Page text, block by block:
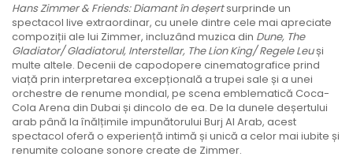
Hans Zimmer & Friends: Diamant în deșertsurprinde un
spectacol live extraordinar, cu unele dintre cele mai apreciate
compoziții ale lui Zimmer, incluzând muzica din Dune, The
Gladiator/ Gladiatorul, Interstellar, The Lion King/ Regele Leuși
multe altele. Decenii de capodopere cinematografice prind
viață prin interpretarea excepțională a trupei sale și a unei
orchestre de renume mondial, pe scena emblematică Coca-
Cola Arena din Dubai și dincolo de ea. De la dunele deșertului
arab până la înălțimile impunătorului Burj Al Arab, acest
spectacol oferă o experiență intimă și unică a celor mai iubite și
renumite coloane sonore create de Zimmer.